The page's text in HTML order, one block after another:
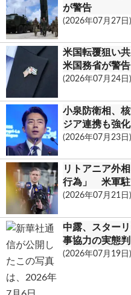
が警告
(2026年07月27日)
米国転覆狙い
米国務省が警告
(2026年07月24日)
小泉防衛相、
ジア連携も強化
(2026年07月23日)
リトアニア外
行為」 米軍駐
(2026年07月21日)
中露、スター
事協力の実態判
(2026年07月19日)